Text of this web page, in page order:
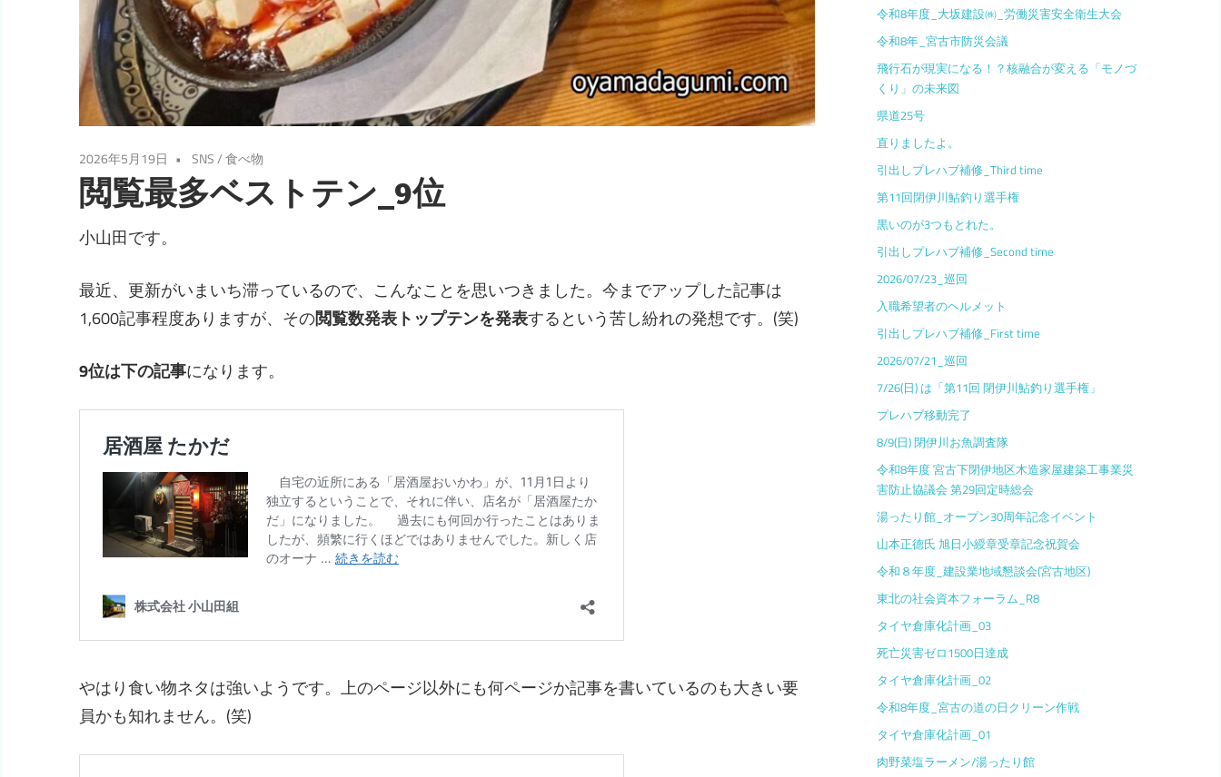
2026年5月19日 SNS/食べ物
閲覧最多ベストテン_9位
小山田です。
最近、更新がいまいち滞っているので、こんなことを思いつきました。今までアップした記事は
1,600記事程度ありますが、その閲覧数発表トップテンを発表するという苦し紛れの発想です。(笑)
9位は下の記事になります。
やはり食い物ネタは強いようです。上のページ以外にも何ページか記事を書いているのも大きい要
員かも知れません。(笑)
令和8年度_大坂建設㈱_労働災害安全衛生大会
令和8年_宮古市防災会議
飛行石が現実になる！？核融合が変える「モノづ
くり」の未来図
県道25号
直りましたよ。
引出しプレハブ補修_Third time
第11回閉伊川鮎釣り選手権
黒いのが3つもとれた。
引出しプレハブ補修_Second time
2026/07/23_巡回
入職希望者のヘルメット
引出しプレハブ補修_First time
2026/07/21_巡回
7/26(日) は「第11回 閉伊川鮎釣り選手権」
プレハブ移動完了
8/9(日) 閉伊川お魚調査隊
令和8年度 宮古下閉伊地区木造家屋建築工事業災
害防止協議会 第29回定時総会
湯ったり館_オープン30周年記念イベント
山本正德氏 旭日小綬章受章記念祝賀会
令和８年度_建設業地域懇談会(宮古地区)
東北の社会資本フォーラム_R8
タイヤ倉庫化計画_03
死亡災害ゼロ1500日達成
タイヤ倉庫化計画_02
令和8年度_宮古の道の日クリーン作戦
タイヤ倉庫化計画_01
肉野菜塩ラーメン/湯ったり館